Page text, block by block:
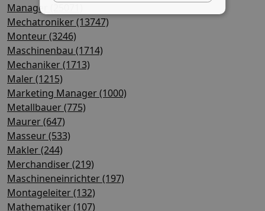
Manager (25071)
Mechatroniker (13747)
Monteur (3246)
Maschinenbau (1714)
Mechaniker (1713)
Maler (1215)
Marketing Manager (1000)
Metallbauer (775)
Maurer (647)
Masseur (533)
Makler (244)
Merchandiser (219)
Maschineneinrichter (197)
Montageleiter (132)
Mathematiker (107)